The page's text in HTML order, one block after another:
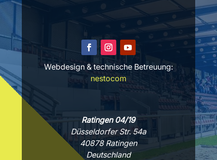
Webdesign & technische Betreuung:
nestocom
Ratingen 04/19
Düsseldorfer Str. 54a
40878 Ratingen
Deutschland